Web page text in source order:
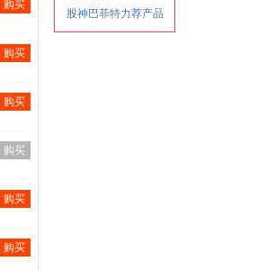
购买
购买
购买
购买
购买
购买